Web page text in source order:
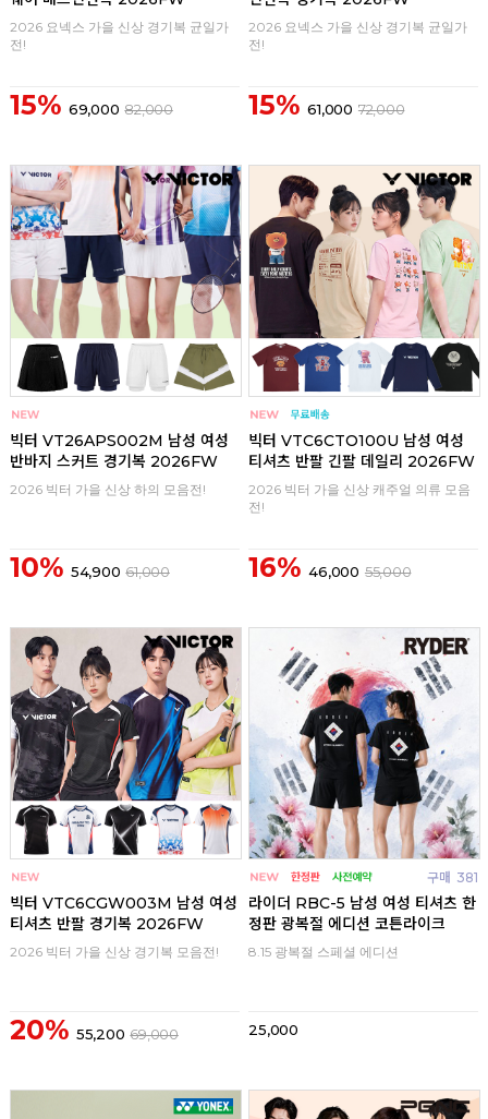
2026 요넥스 가을 신상 경기복 균일가
전!
15% 69,000 82,000
2026 요넥스 가을 신상 경기복 균일가
전!
15% 61,000 72,000
빅터 VT26APS002M 남성 여성
반바지 스커트 경기복 2026FW
2026 빅터 가을 신상 하의 모음전!
10% 54,900 61,000
빅터 VTC6CTO100U 남성 여성
티셔츠 반팔 긴팔 데일리 2026FW
2026 빅터 가을 신상 캐주얼 의류 모음
전!
16% 46,000 55,000
빅터 VTC6CGW003M 남성 여성
티셔츠 반팔 경기복 2026FW
2026 빅터 가을 신상 경기복 모음전!
20% 55,200 69,000
구매 381
라이더 RBC-5 남성 여성 티셔츠 한
정판 광복절 에디션 코튼라이크
8.15 광복절 스페셜 에디션
25,000